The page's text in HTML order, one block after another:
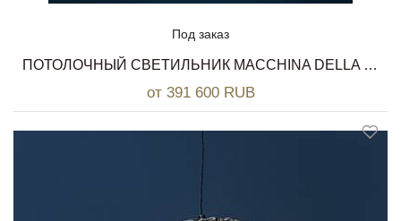
Под заказ
ПОТОЛОЧНЫЙ СВЕТИЛЬНИК MACCHINA DELLA LUCE CATELLANI & SMITH
от 391 600 RUB